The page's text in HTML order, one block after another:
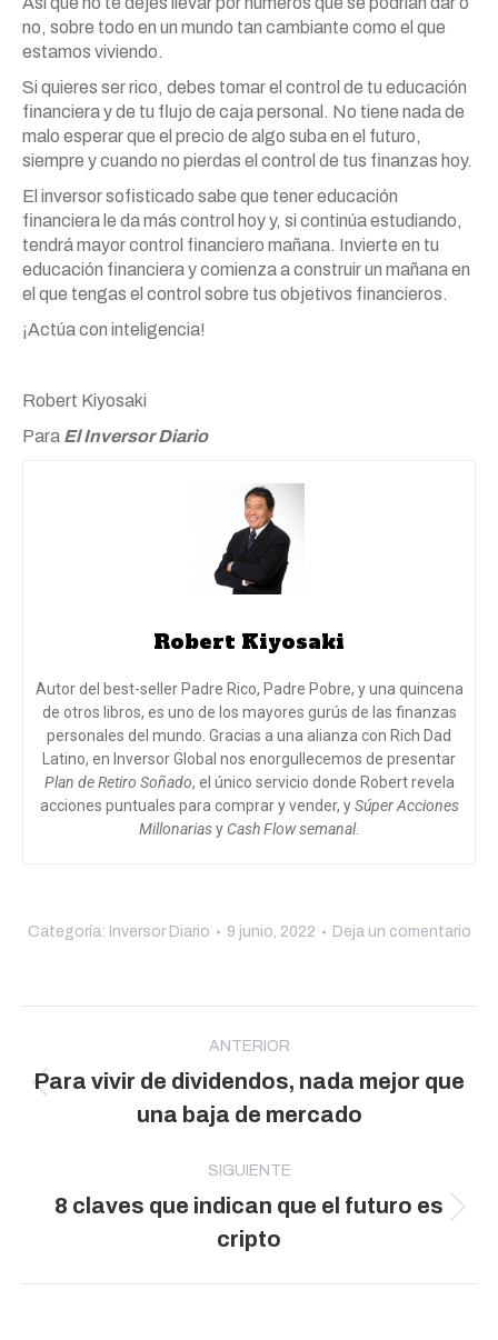
no, sobre todo en un mundo tan cambiante como el que
estamos viviendo.
Si quieres ser rico, debes tomar el control de tu educación
financiera y de tu flujo de caja personal. No tiene nada de
malo esperar que el precio de algo suba en el futuro,
siempre y cuando no pierdas el control de tus finanzas hoy.
El inversor sofisticado sabe que tener educación
financiera le da más control hoy y, si continúa estudiando,
tendrá mayor control financiero mañana. Invierte en tu
educación financiera y comienza a construir un mañana en
el que tengas el control sobre tus objetivos financieros.
¡Actúa con inteligencia!
Robert Kiyosaki
Para El Inversor Diario
Robert Kiyosaki
Autor del best-seller Padre Rico, Padre Pobre, y una quincena
de otros libros, es uno de los mayores gurús de las finanzas
personales del mundo. Gracias a una alianza con Rich Dad
Latino, en Inversor Global nos enorgullecemos de presentar
Plan de Retiro Soñado, el único servicio donde Robert revela
acciones puntuales para comprar y vender, ySúper Acciones
Millonariasy Cash Flow semanal.
Categoría: Inversor Diario 9 junio, 2022 Deja un comentario
publicaciones
ANTERIOR
Publicación
anterior:
Para vivir de dividendos, nada mejor que
una baja de mercado
SIGUIENTE
Publicación
siguiente:
8 claves que indican que el futuro es
cripto